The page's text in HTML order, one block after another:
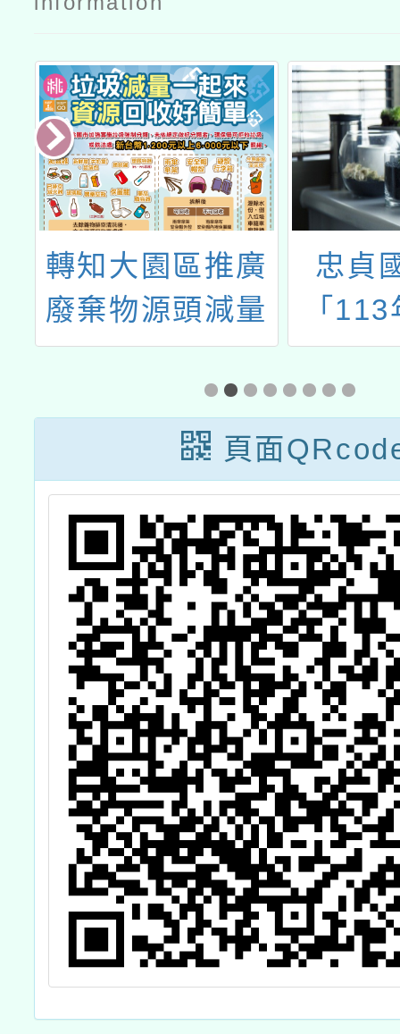
轉知大園區推廣
廢棄物源頭減量
及垃圾分類活動
忠貞
「
市品
網」
頁面